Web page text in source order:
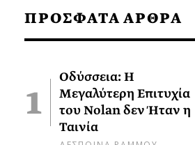
ΠΡΟΣΦΑΤΑ ΑΡΘΡΑ
Οδύσσεια: Η
Μεγαλύτερη Επιτυχία
του Nolan δεν Ήταν η
Ταινία